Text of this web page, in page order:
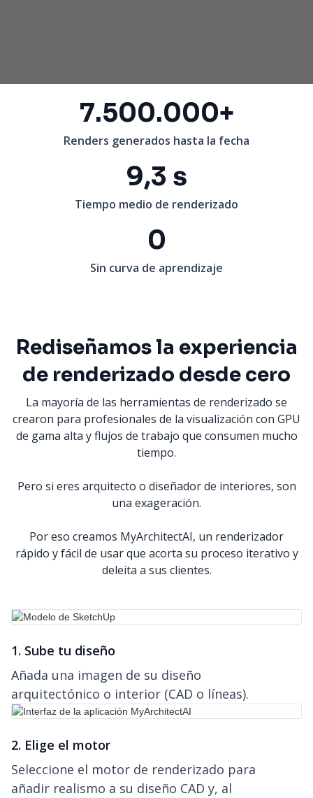
7.500.000+
Renders generados hasta la fecha
9,3 s
Tiempo medio de renderizado
0
Sin curva de aprendizaje
Rediseñamos la experiencia
de renderizado desde cero
La mayoría de las herramientas de renderizado se
crearon para profesionales de la visualización con GPU
de gama alta y flujos de trabajo que consumen mucho
tiempo.
Pero si eres arquitecto o diseñador de interiores, son
una exageración.
Por eso creamos MyArchitectAI, un renderizador
rápido y fácil de usar que acorta su proceso iterativo y
deleita a sus clientes.
1. Sube tu diseño
Añada una imagen de su diseño
arquitectónico o interior (CAD o líneas).
2. Elige el motor
Seleccione el motor de renderizado para
añadir realismo a su diseño CAD y, al